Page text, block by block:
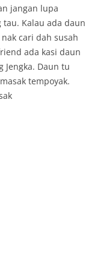
jangan lupa
Kalau ada daun
cari dah susah
ada kasi daun
Jengka. Daun tu
tempoyak.